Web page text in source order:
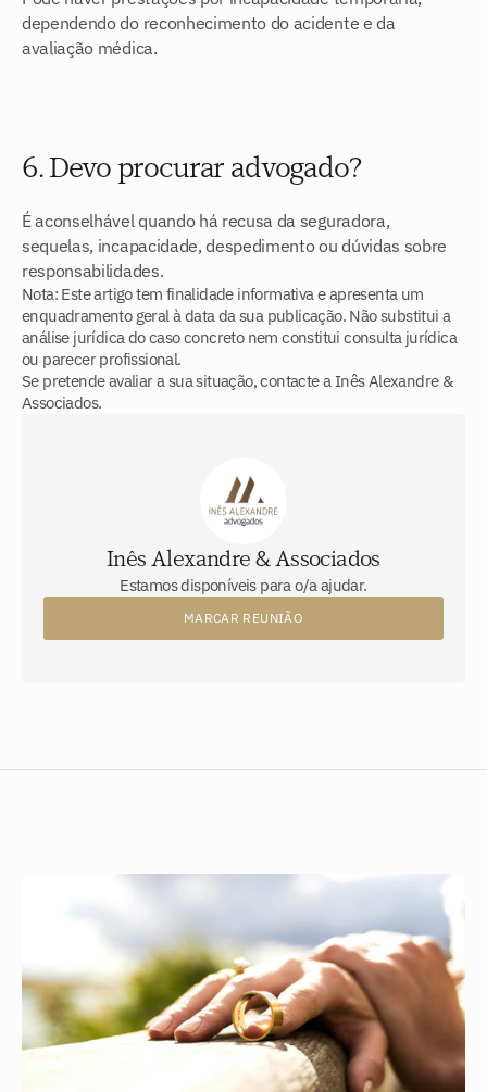
dependendo do reconhecimento do acidente e da
avaliação médica.
6. Devo procurar advogado?
É aconselhável quando há recusa da seguradora,
sequelas, incapacidade, despedimento ou dúvidas sobre
responsabilidades.
Nota: Este artigo tem finalidade informativa e apresenta um
enquadramento geral à data da sua publicação. Não substitui a
análise jurídica do caso concreto nem constitui consulta jurídica
ou parecer profissional.
Se pretende avaliar a sua situação, contacte a Inês Alexandre &
Associados.
Inês Alexandre & Associados
Estamos disponíveis para o/a ajudar.
MARCAR REUNIÃO